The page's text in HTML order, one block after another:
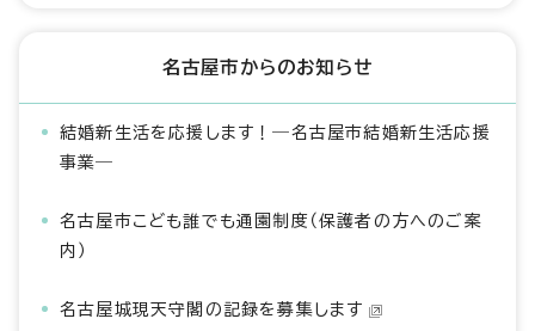
名古屋市からのお知らせ
結婚新生活を応援します！―名古屋市結婚新生活応援
事業―
名古屋市こども誰でも通園制度（保護者の方へのご案
内）
名古屋城現天守閣の記録を募集します